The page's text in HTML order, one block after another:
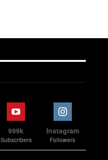
999k
Subscribers
Instagram
Followers